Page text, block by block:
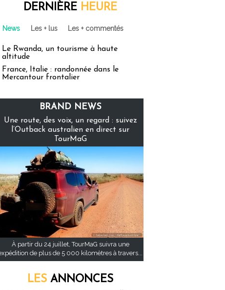
DERNIÈRE HEURE
News Les + lus Les + commentés
Le Rwanda, un tourisme à haute
altitude
France, Italie : randonnée dans le
Mercantour frontalier
BRAND NEWS
Une route, des voix, un regard : suivez
l’Outback australien en direct sur
TourMaG
À partir du 24 juillet, TourMaG suivra une
de plus de 5 000 kilomètres à travers...
LES ANNONCES